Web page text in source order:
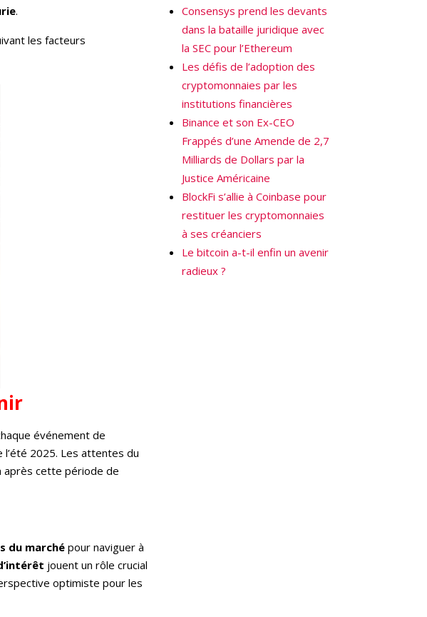
.
les facteurs
événement de
l’été 2025. Les attentes du
après cette période de
du marché pour naviguer à
jouent un rôle crucial
optimiste pour les
Consensys prend les devants
dans la bataille juridique avec
la SEC pour l’Ethereum
Les défis de l’adoption des
cryptomonnaies par les
institutions financières
Binance et son Ex-CEO
Frappés d’une Amende de 2,7
Milliards de Dollars par la
Justice Américaine
BlockFi s’allie à Coinbase pour
restituer les cryptomonnaies
à ses créanciers
Le bitcoin a-t-il enfin un avenir
radieux ?